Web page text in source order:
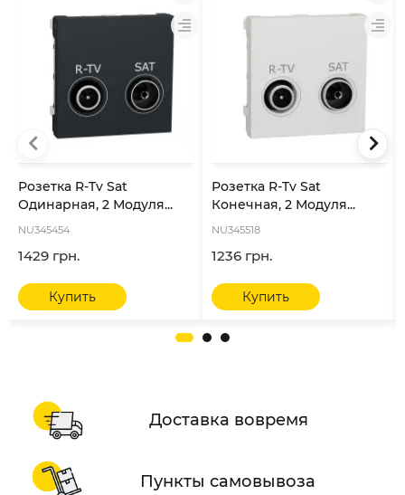
Розетка R-Tv Sat
Одинарная, 2 Модуля...
NU345454
1429 грн.
Купить
Розетка R-Tv Sat
Конечная, 2 Модуля...
NU345518
1236 грн.
Купить
Доставка вовремя
Пункты самовывоза